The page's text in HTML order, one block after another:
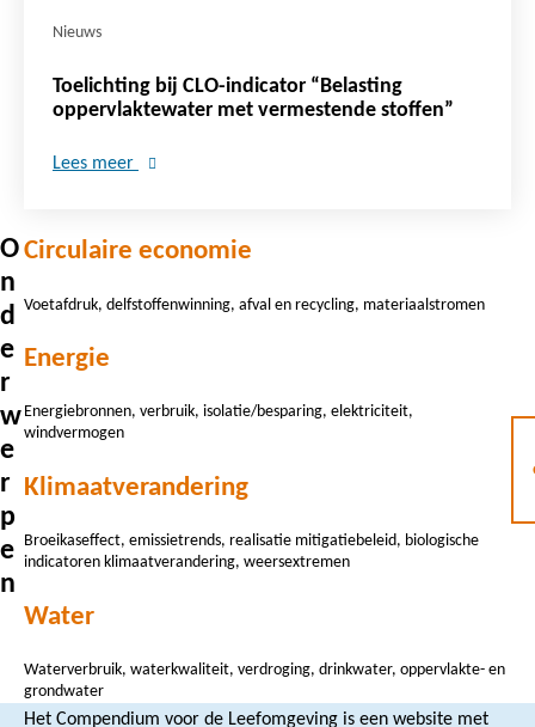
Toelichting bij CLO-indicator “Belasting
oppervlaktewater met vermestende stoffen”
Nieuws
Lees meer
O
n
d
e
r
w
e
r
p
e
n
Circulaire economie
voetafdruk, delfstoffenwinning, afval en recycling, materiaalstromen
Energie
energiebronnen, verbruik, isolatie/besparing, elektriciteit,
windvermogen
Klimaatverandering
broeikaseffect, emissietrends, realisatie mitigatiebeleid, biologische
indicatoren klimaatverandering, weersextremen
Water
waterverbruik, waterkwaliteit, verdroging, drinkwater, oppervlakte- en
grondwater
Het Compendium voor de Leefomgeving is een website met